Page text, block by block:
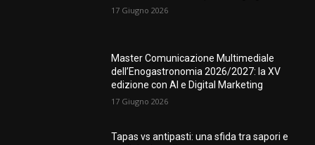
17 Giugno 2026
Master Comunicazione Multimediale
dell’Enogastronomia 2026/2027: la XV
edizione con AI e Digital Marketing
17 Giugno 2026
Tapas vs antipasti: una sfida tra sapori e